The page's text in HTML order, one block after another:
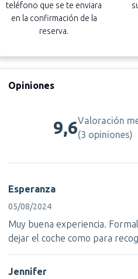
teléfono que se te enviara
en la confirmación de la
reserva.
Opiniones
9,6Valoración
(3 opiniones)
Esperanza
05/08/2024
Muy buena experiencia.
dejar el coche como para
Jennifer